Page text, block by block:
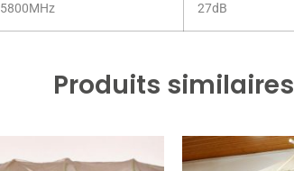
5800MHz 27dB
Produits similaires